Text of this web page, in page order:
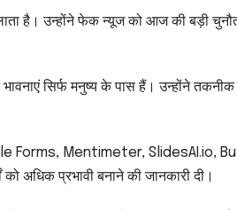
है। उन्होंने फेक न्यूज को आज की बड़ी
सिर्फ मनुष्य के पास हैं। उन्होंने तकनीक
Forms, Mentimeter, SlidesAI.io,
प्रभावी बनाने की जानकारी दी।